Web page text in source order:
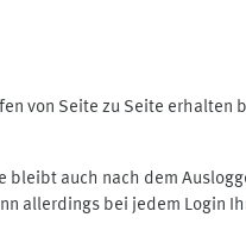
von Seite zu Seite erhalten
bleibt auch nach dem
allerdings bei jedem Login